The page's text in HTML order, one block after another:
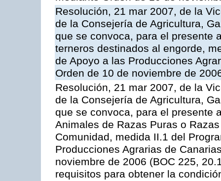
Resolución, 21 mar 2007, de la
de la Consejería de Agricultura,
que se convoca, para el presente
terneros destinados al engorde,
de Apoyo a las Producciones
Orden de 10 de noviembre de
Resolución, 21 mar 2007, de la
de la Consejería de Agricultura,
que se convoca, para el presente
Animales de Razas Puras o
Comunidad, medida II.1 del
Producciones Agrarias de
noviembre de 2006 (BOC 225,
requisitos para obtener la